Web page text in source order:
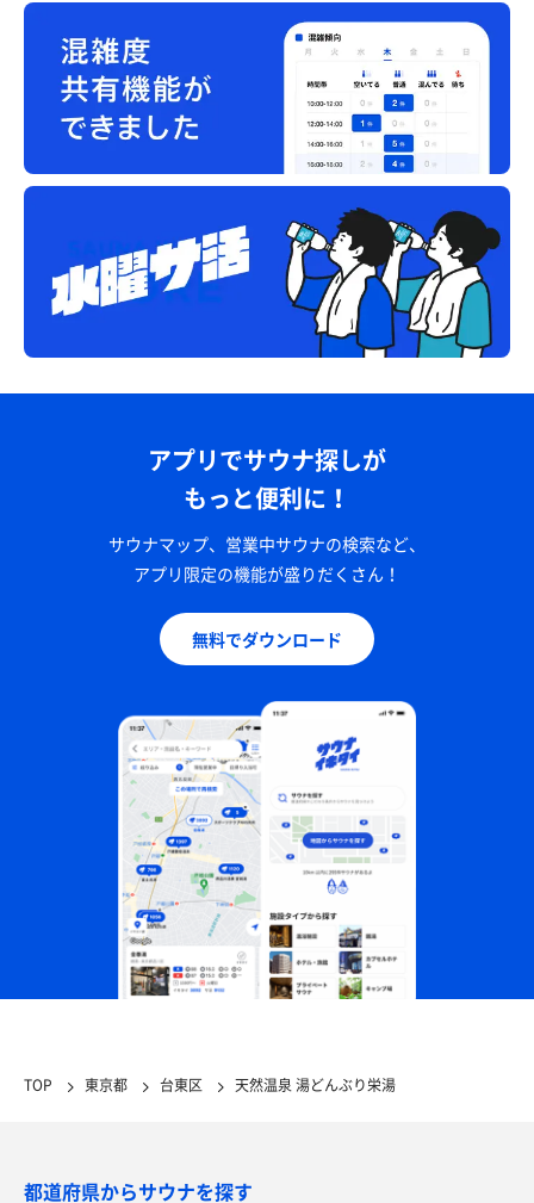
久しぶりにホッピー通り 活気溢れてていいですね〜🍺
鰻5種盛り
アプリでサウナ探しが
もっと便利に！
サウナマップ、営業中サウナの検索など、
アプリ限定の機能が盛りだくさん！
無料でダウンロード
TOP 東京都 台東区 天然温泉 湯どんぶり栄湯
都道府県からサウナを探す